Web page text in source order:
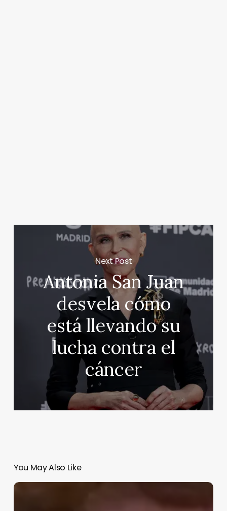
Next Post
Antonia San Juan
desvela cómo
está llevando su
lucha contra el
cáncer
You May Also Like
Álvaro